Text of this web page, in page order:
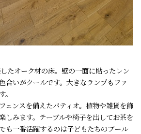
たオーク材の床。壁の一面に貼ったレン
合いがクールです。大きなランプもファ
ェンスを備えたパティオ。植物や雑貨を飾
しみます。テーブルや椅子を出してお茶を
も一番活躍するのは子どもたちのプール